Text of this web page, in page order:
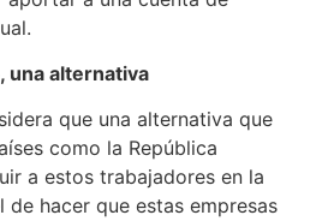
una alternativa
que una alternativa que
como la República
a estos trabajadores en la
de hacer que estas empresas